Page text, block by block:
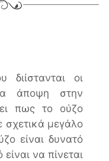
διίστανται οι
άποψη στην
πως το ούζο
σχετικά μεγάλο
είναι δυνατό
να πίνεται